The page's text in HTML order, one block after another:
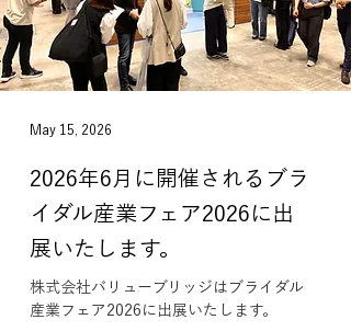
May 15, 2026
2026年6月に開催されるブラ
イダル産業フェア2026に出
展いたします。
株式会社バリューブリッジはブライダル
産業フェア2026に出展いたします。